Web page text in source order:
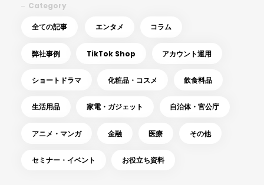
Category
全ての記事 エンタメ コラム
弊社事例 TikTok Shop アカウント運用
ショートドラマ 化粧品・コスメ 飲食料品
生活用品 家電・ガジェット 自治体・官公庁
アニメ・マンガ 金融 医療 その他
セミナー・イベント お役立ち資料